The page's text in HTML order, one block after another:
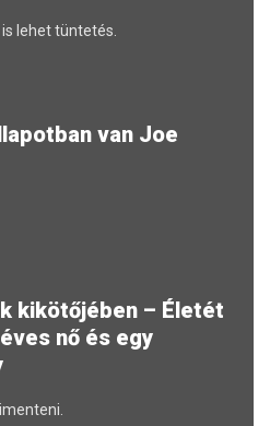
lehet tüntetés.
van Joe
kikötőjében – Életét
nő és egy